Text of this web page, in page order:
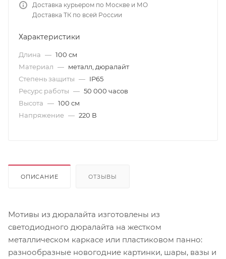
Доставка курьером по Москве и МО
Доставка ТК по всей России
Характеристики
Длина — 100 см
Материал — металл, дюралайт
Степень защиты — IP65
Ресурс работы — 50 000 часов
Высота — 100 см
Напряжение — 220 В
ОПИСАНИЕ ОТЗЫВЫ
Мотивы из дюралайта изготовлены из
светодиодного дюралайта на жестком
металлическом каркасе или пластиковом панно:
разнообразные новогодние картинки, шары, вазы и